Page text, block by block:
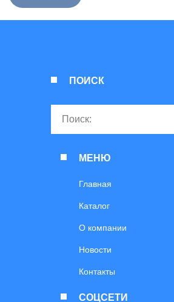
ПОИСК
МЕНЮ
Главная
Каталог
О компании
Новости
Контакты
СОЦСЕТИ